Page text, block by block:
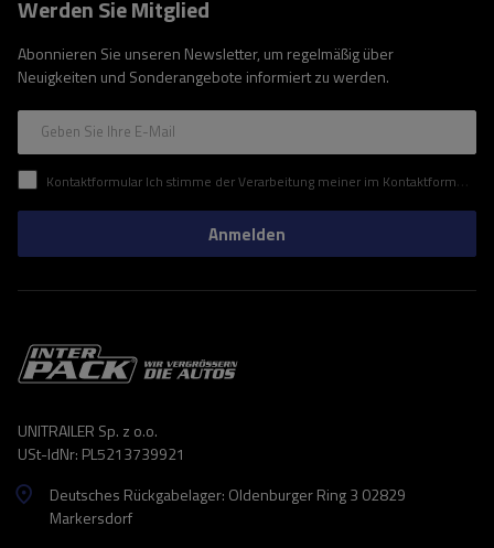
Werden Sie Mitglied
Abonnieren Sie unseren Newsletter, um regelmäßig über
Neuigkeiten und Sonderangebote informiert zu werden.
Geben Sie Ihre E-Mail
Kontaktformular Ich stimme der Verarbeitung meiner im Kontaktformular enthaltenen personenbezogenen Daten gemäß der Verordnung (EU) des Europäischen Parlaments und des Rates zu.
Anmelden
UNITRAILER Sp. z o.o.
USt-IdNr: PL5213739921
Deutsches Rückgabelager: Oldenburger Ring 3 02829
Markersdorf